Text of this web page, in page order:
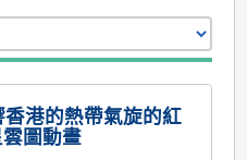
港的熱帶氣旋的紅
圖動畫